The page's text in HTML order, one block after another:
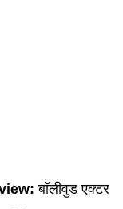
बॉलीवुड एक्टर